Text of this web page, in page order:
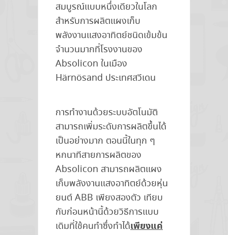
สมบูรณ์แบบหนึ่งเดียวในโลก
สำหรับการผลิตแผงเก็บ
พลังงานแสงอาทิตย์ชนิดเข้มข้น
จำนวนมากที่โรงงานของ
Absolicon ในเมือง
Härnösand ประเทศสวีเดน
การทำงานด้วยระบบอัตโนมัติ
สามารถเพิ่มระดับการผลิตขึ้นได้
เป็นอย่างมาก ตอนนี้ในทุก ๆ
หกนาทีสายการผลิตของ
Absolicon สามารถผลิตแผง
เก็บพลังงานแสงอาทิตย์ด้วยหุ่น
ยนต์ ABB เพียงสองตัว เทียบ
กับก่อนหน้านี้ด้วยวิธีการแบบ
เดิมที่ใช้คนทำซึ่งทำได้เพียงแค่